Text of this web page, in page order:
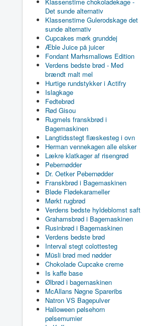
Det sunde alternativ
Klassenstime Gulerodskage det
sunde alternativ
Cupcakes mørk grunddej
Æble Juice på juicer
Fondant Marhsmallows Edition
Verdens bedste brød - Med
brændt malt mel
Hurtige rundstykker i Actifry
Islagkage
Fedtebrød
Rød Gisou
Rugmels franskbrød i
Bagemaskinen
Langtidsstegt flæskesteg i ovn
Herman vennekagen alle elsker
Lækre klatkager af risengrød
Pebernødder
Dr. Oetker Pebernødder
Franskbrød i Bagemaskinen
Bløde Flødekarameller
Mørkt rugbrød
Verdens bedste hyldeblomst saft
Grahamsbrød i Bagemaskinen
Rusinbrød i Bagemaskinen
Verdens bedste brød
Interval stegt colottesteg
Müsli brød med nødder
Chokolade Cupcake creme
Is kaffe base
Ølbrød i bagemaskinen
McAllans Nøgne Spareribs
Natron VS Bagepulver
Halloween pølsehorn
pølsemumier